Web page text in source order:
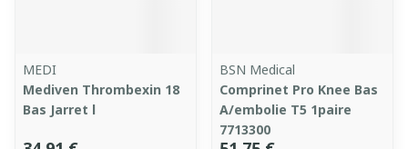
MEDI
Mediven Thrombexin 18
Bas Jarret l
BSN Medical
Comprinet Pro Knee Bas
A/embolie T5 1paire
7713300